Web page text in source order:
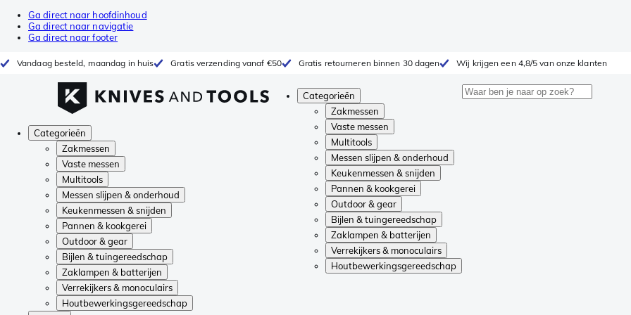
Ga direct naar hoofdinhoud
Ga direct naar navigatie
Ga direct naar footer
Vandaag besteld, maandag in huis Gratis verzending vanaf €50 Gratis retourneren binnen 30 dagen Wij krijgen een 4,8/5 van onze klanten
Categorieën
Zakmessen
Vaste messen
Multitools
Messen slijpen & onderhoud
Keukenmessen & snijden
Pannen & kookgerei
Outdoor & gear
Bijlen & tuingereedschap
Zaklampen & batterijen
Verrekijkers & monoculairs
Houtbewerkingsgereedschap
Categorieën
Zakmessen
Vaste messen
Multitools
Messen slijpen & onderhoud
Keukenmessen & snijden
Pannen & kookgerei
Outdoor & gear
Bijlen & tuingereedschap
Zaklampen & batterijen
Verrekijkers & monoculairs
Houtbewerkingsgereedschap